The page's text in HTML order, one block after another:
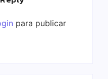
para publicar